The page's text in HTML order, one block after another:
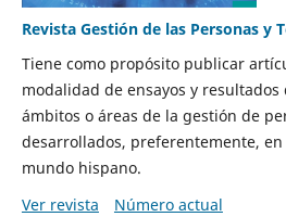
Revista Gestión de las Personas y
Tiene como propósito publicar
modalidad de ensayos y
ámbitos o áreas de la gestión de
desarrollados, preferentemente, en
mundo hispano.
Ver revista
Número actual